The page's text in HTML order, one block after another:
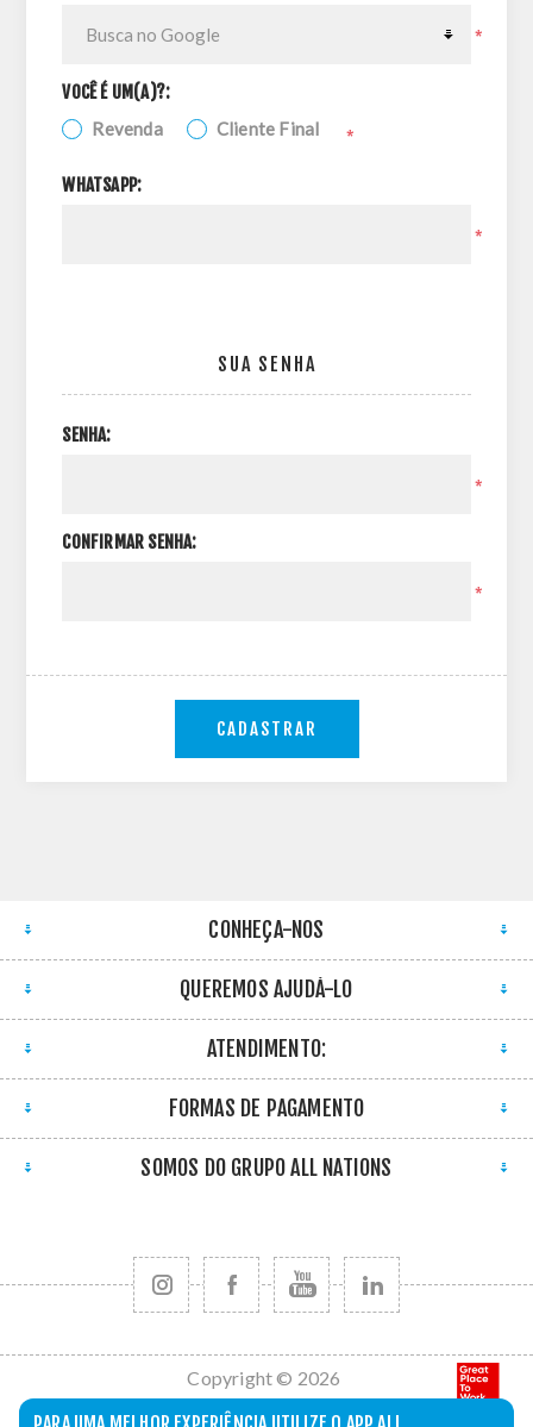
*
VOCÊ É UM(A)?:
Revenda Cliente Final *
WHATSAPP:
*
SUA SENHA
SENHA:
*
CONFIRMAR SENHA:
*
CADASTRAR
CONHEÇA-NOS
QUEREMOS AJUDÁ-LO
ATENDIMENTO:
FORMAS DE PAGAMENTO
SOMOS DO GRUPO ALL NATIONS
Copyright © 2026
All Nations. Todos